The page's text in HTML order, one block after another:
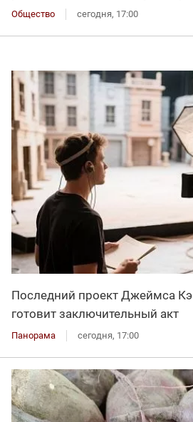
Общество сегодня, 17:00
Последний проект Джеймса
готовит заключительный акт
Панорама сегодня, 17:00